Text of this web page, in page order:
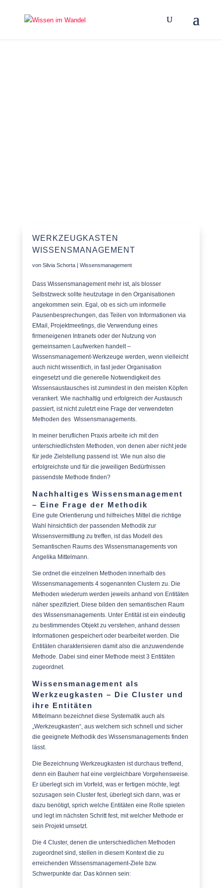
WERKZEUGKASTEN
WISSENSMANAGEMENT
von Silvia Schorta| Wissensmanagement
Dass Wissensmanagement mehr ist, als blosser
Selbstzweck sollte heutzutage in den Organisationen
angekommen sein. Egal, ob es sich um informelle
Pausenbesprechungen, das Teilen von Informationen via
EMail, Projektmeetings, die Verwendung eines
firmeneigenen Intranets oder der Nutzung von
gemeinsamen Laufwerken handelt –
Wissensmanagement-Werkzeuge werden, wenn vielleicht
auch nicht wissentlich, in fast jeder Organisation
eingesetzt und die generelle Notwendigkeit des
Wissensaustausches ist zumindest in den meisten Köpfen
verankert. Wie nachhaltig und erfolgreich der Austausch
passiert, ist nicht zuletzt eine Frage der verwendeten
Methoden des Wissensmanagements.
In meiner beruflichen Praxis arbeite ich mit den
unterschiedlichsten Methoden, von denen aber nicht jede
für jede Zielstellung passend ist. Wie nun also die
erfolgreichste und für die jeweiligen Bedürfnissen
passendste Methode finden?
Nachhaltiges Wissensmanagement
– Eine Frage der Methodik
Eine gute Orientierung und hilfreiches Mittel die richtige
Wahl hinsichtlich der passenden Methodik zur
Wissensvermittlung zu treffen, ist das Modell des
Semantischen Raums des Wissensmanagements von
Angelika Mittelmann.
Sie ordnet die einzelnen Methoden innerhalb des
Wissensmanagements 4 sogenannten Clustern zu. Die
Methoden wiederum werden jeweils anhand von Entitäten
näher spezifiziert. Diese bilden den semantischen Raum
des Wissensmanagements. Unter Entität ist ein eindeutig
zu bestimmendes Objekt zu verstehen, anhand dessen
Informationen gespeichert oder bearbeitet werden. Die
Entitäten charakterisieren damit also die anzuwendende
Methode. Dabei sind einer Methode meist 3 Entitäten
zugeordnet.
Wissensmanagement als
Werkzeugkasten – Die Cluster und
ihre Entitäten
Mittelmann bezeichnet diese Systematik auch als
„Werkzeugkasten“, aus welchem sich schnell und sicher
die geeignete Methodik des Wissensmanagements finden
lässt.
Die Bezeichnung Werkzeugkasten ist durchaus treffend,
denn ein Bauherr hat eine vergleichbare Vorgehensweise.
Er überlegt sich im Vorfeld, was er fertigen möchte, legt
sozusagen sein Cluster fest, überlegt sich dann, was er
dazu benötigt, sprich welche Entitäten eine Rolle spielen
und legt im nächsten Schritt fest, mit welcher Methode er
sein Projekt umsetzt.
Die 4 Cluster, denen die unterschiedlichen Methoden
zugeordnet sind, stellen in diesem Kontext die zu
erreichenden Wissensmanagement-Ziele bzw.
Schwerpunkte dar. Das können sein: